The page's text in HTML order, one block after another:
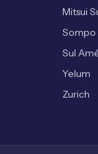
Mitsui
Sompo
Sul
Yelum
Zurich